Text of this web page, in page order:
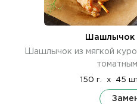
Шашлычок
Шашлычок из мягкой
150 г. x 45